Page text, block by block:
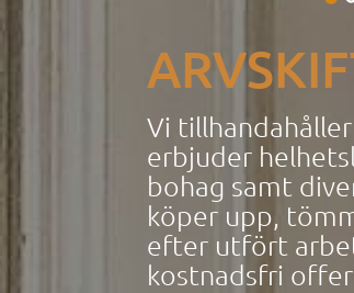
Vi
erbjuder
bohag samt
köper upp,
efter utfört
kostnadsfri